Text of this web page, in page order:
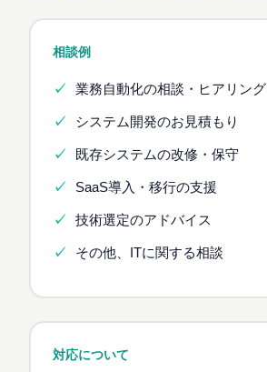
相談例
業務自動化の相談・ヒアリング
システム開発のお見積もり
既存システムの改修・保守
SaaS導入・移行の支援
技術選定のアドバイス
その他、ITに関する相談
対応について